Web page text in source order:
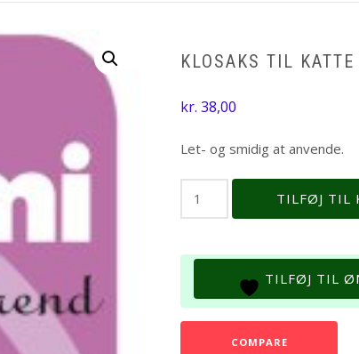
KLOSAKS TIL KATTE
kr. 38,00
Let- og smidig at anvende.
TILFØJ TIL
TILFØJ TIL
COMPARE